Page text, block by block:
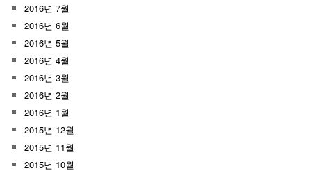
2016년 7월
2016년 6월
2016년 5월
2016년 4월
2016년 3월
2016년 2월
2016년 1월
2015년 12월
2015년 11월
2015년 10월